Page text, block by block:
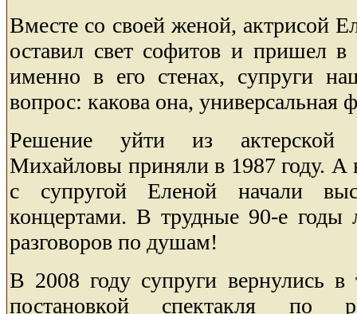
Вместе со своей женой, актрисой
оставил свет софитов и пришел
именно в его стенах, супруги
вопрос: какова она,
Решение уйти из актерской
Михайловы приняли в 1987 году. А
с супругой Еленой начали
концертами. В трудные 90-е годы
разговоров по душам!
В 2008 году супруги вернулись в
постановкой спектакля по